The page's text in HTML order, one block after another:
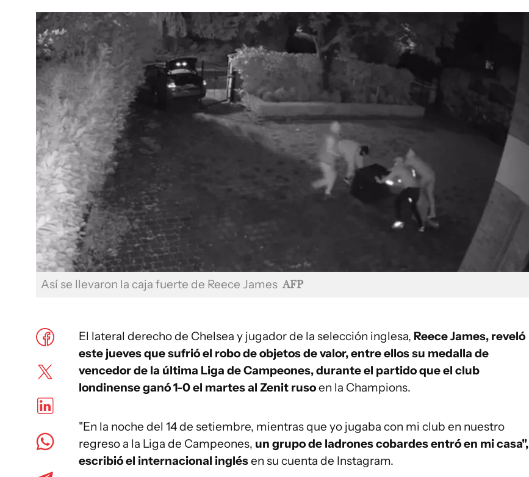
Así se llevaron la caja fuerte de Reece James AFP
El lateral derecho de Chelsea y jugador de la selección inglesa, Reece James, reveló
este jueves que sufrió el robo de objetos de valor, entre ellos su medalla de
vencedor de la última Liga de Campeones, durante el partido que el club
londinense ganó 1-0 el martes al Zenit rusoen la Champions.
"En la noche del 14 de setiembre, mientras que yo jugaba con mi club en nuestro
regreso a la Liga de Campeones, un grupo de ladrones cobardes entró en mi casa",
escribió el internacional inglésen su cuenta de Instagram.